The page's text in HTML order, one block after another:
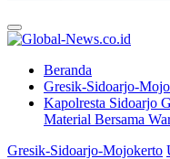
Primary
Menu
Beranda
Gresik-Sidoarjo-
Kapolresta Sidoarjo
Material Bersama
Gresik-Sidoarjo-Mojokerto